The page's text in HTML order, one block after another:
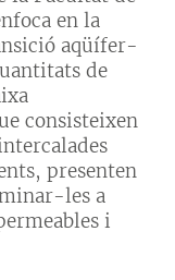
en la
aqüífer-
de
consisteixen
presenten
les a
i